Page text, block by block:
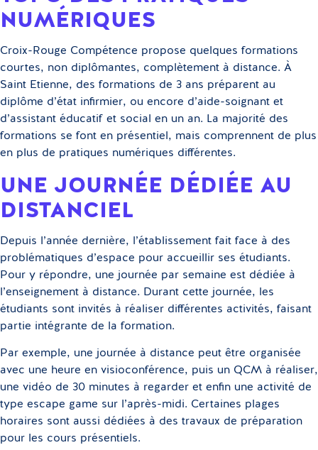
NUMÉRIQUES
Croix-Rouge Compétence propose quelques formations
courtes, non diplômantes, complètement à distance. À
Saint Etienne, des formations de 3 ans préparent au
diplôme d’état infirmier, ou encore d’aide-soignant et
d’assistant éducatif et social en un an. La majorité des
formations se font en présentiel, mais comprennent de plus
en plus de pratiques numériques différentes.
UNE JOURNÉE DÉDIÉE AU
DISTANCIEL
Depuis l’année dernière, l’établissement fait face à des
problématiques d’espace pour accueillir ses étudiants.
Pour y répondre, une journée par semaine est dédiée à
l’enseignement à distance. Durant cette journée, les
étudiants sont invités à réaliser différentes activités, faisant
partie intégrante de la formation.
Par exemple, une journée à distance peut être organisée
avec une heure en visioconférence, puis un QCM à réaliser,
une vidéo de 30 minutes à regarder et enfin une activité de
type escape game sur l’après-midi. Certaines plages
horaires sont aussi dédiées à des travaux de préparation
pour les cours présentiels.